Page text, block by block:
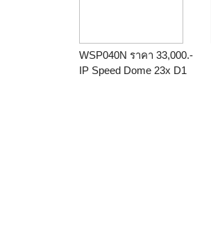
WSP040N ราคา 33,000.-
IP Speed Dome 23x D1